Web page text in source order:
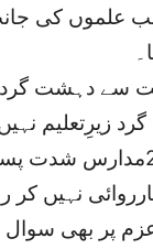
علموں کی
سے دہشت
زیرِتعلیم
نے مزید کہا: وزیرداخلہ خود یہ انکشاف
نہیں کر
پر بھی سوال